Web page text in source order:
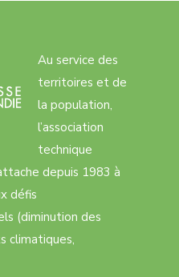
Au service des
territoires et de
la population,
l’association
technique
depuis 1983 à
défis
(diminution des
climatiques,